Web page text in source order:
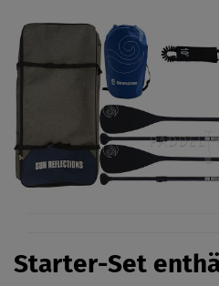
Starter-Set